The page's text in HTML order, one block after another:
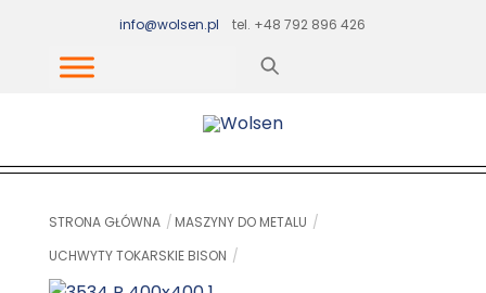
content
info@wolsen.pl tel. +48 792 896 426
STRONA GŁÓWNA
MASZYNY DO METALU
UCHWYTY TOKARSKIE BISON